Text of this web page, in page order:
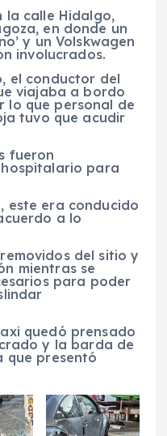
la calle Hidalgo,
en donde un
y un Volskwagen
involucrados.
el conductor del
viajaba a bordo
lo que personal de
tuvo que acudir
fueron
para
este era conducido
a lo
del sitio y
mientras se
para poder
quedó prensado
y la barda de
que presentó